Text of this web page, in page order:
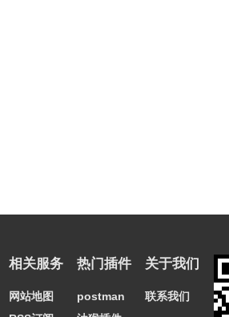
相关服务
网站地图
热门插件
postman
关于我们
联系我们